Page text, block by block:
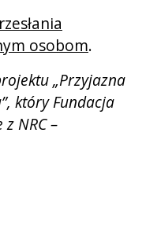
osobom.
„Przyjazna
który Fundacja
NRC –